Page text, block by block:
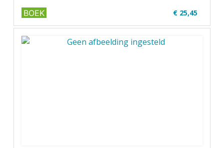
€ 25,45
✔ Zwart-wit
✔ Wire-o
BOEK